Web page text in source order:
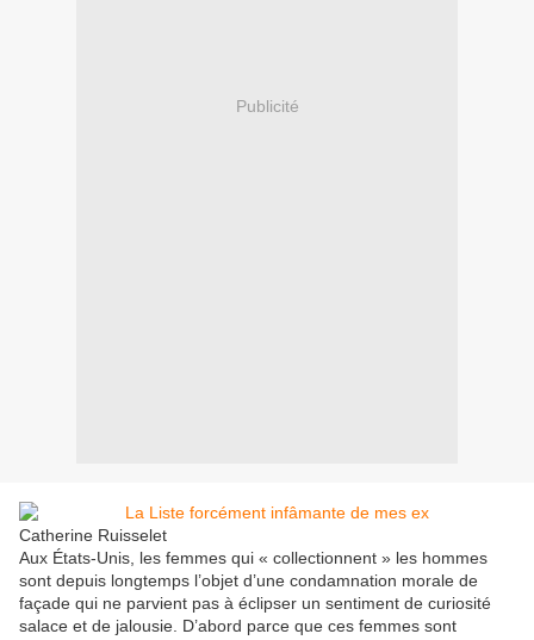
Publicité
Catherine Ruisselet
Aux États-Unis, les femmes qui « collectionnent » les hommes
sont depuis longtemps l’objet d’une condamnation morale de
façade qui ne parvient pas à éclipser un sentiment de curiosité
salace et de jalousie. D’abord parce que ces femmes sont